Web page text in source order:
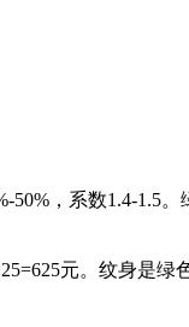
，系数1.4-1.5
元。纹身是绿